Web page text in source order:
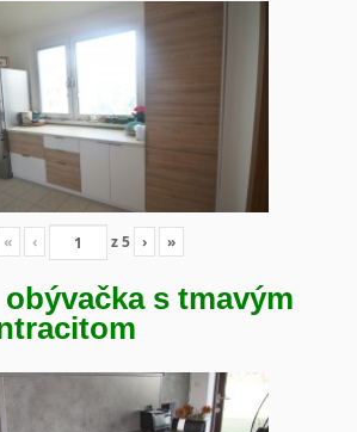
« ‹ z5 › »
s tmavým